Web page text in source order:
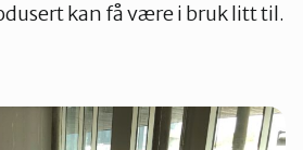
kan få være i bruk litt til.